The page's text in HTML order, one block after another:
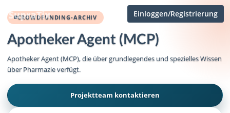
Einloggen/Registrierung
CROWDFUNDING-ARCHIV
Apotheker Agent (MCP)
Apotheker Agent (MCP), die über grundlegendes und spezielles Wissen
über Pharmazie verfügt.
Projektteam kontaktieren